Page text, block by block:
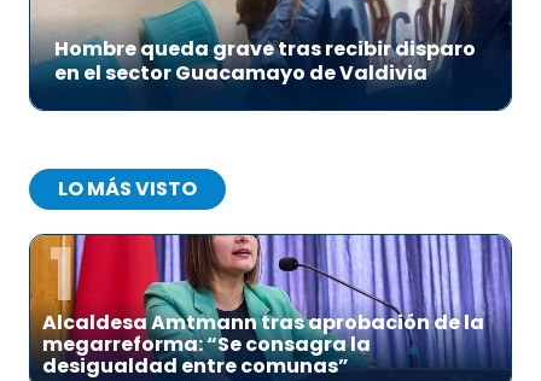
Hombre queda grave tras recibir disparo
en el sector Guacamayo de Valdivia
LO MÁS VISTO
1
Alcaldesa Amtmann tras aprobación de la
megarreforma: “Se consagra la
desigualdad entre comunas”